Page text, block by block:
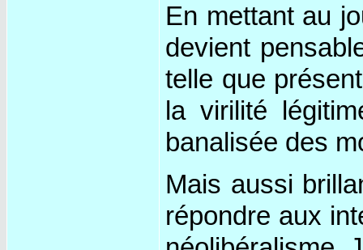
En mettant au
devient
telle que
la virilité
banalisée des
Mais aussi
répondre aux